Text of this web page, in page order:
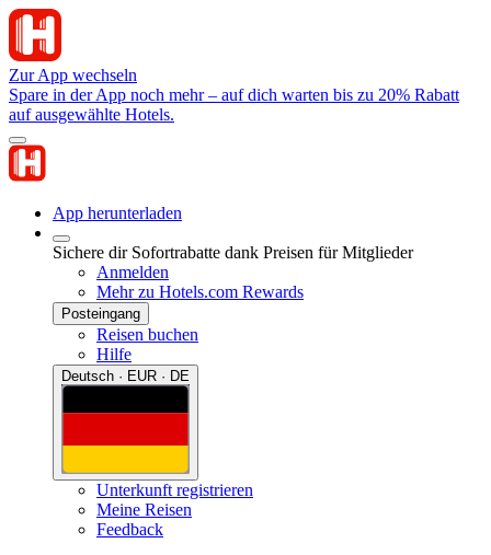
Zur App wechseln
Spare in der App noch mehr – auf dich warten bis zu 20% Rabatt
auf ausgewählte Hotels.
App herunterladen
Sichere dir Sofortrabatte dank Preisen für Mitglieder
Anmelden
Mehr zu Hotels.com Rewards
Posteingang
Reisen buchen
Hilfe
Deutsch · EUR · DE
Unterkunft registrieren
Meine Reisen
Feedback